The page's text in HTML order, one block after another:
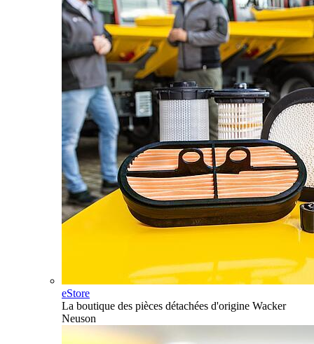
eStore
La boutique des pièces détachées d'origine Wacker
Neuson